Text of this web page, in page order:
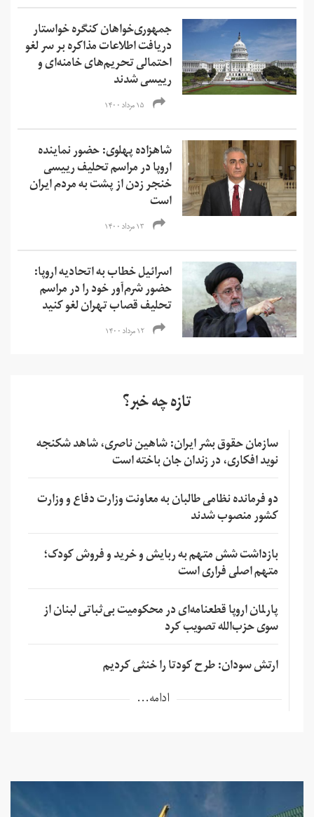
جمهوری‌خواهان کنگره خواستار
دریافت اطلاعات مذاکره بر سر لغو
احتمالی تحریم‌های خامنه‌ای و
رییسی شدند
۱۵ مرداد ۱۴۰۰
شاهزاده پهلوی: حضور نماینده
اروپا در مراسم تحلیف رییسی
خنجر زدن از پشت به مردم ایران
است
۱۳ مرداد ۱۴۰۰
اسرائیل خطاب به اتحادیه اروپا:
حضور شرم‌آور خود را در مراسم
تحلیف قصاب تهران لغو کنید
۱۲ مرداد ۱۴۰۰
تازه چه خبر؟
سازمان حقوق بشر ایران: شاهین ناصری، شاهد شکنجه
نوید افکاری، در زندان جان باخته است
دو فرمانده نظامی طالبان به معاونت وزارت دفاع و وزارت
کشور منصوب شدند
بازداشت شش متهم به ربایش و خرید و فروش کودک؛
متهم اصلی فراری است
پارلمان اروپا قطعنامه‌ای در محکومیت بی‌ثباتی لبنان از
سوی حزب‌الله تصویب کرد
ارتش سودان: طرح کودتا را خنثی کردیم
ادامه...